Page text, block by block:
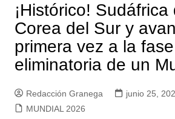
¡Histórico!
Corea del Sur y
primera vez a la fase
eliminatoria de un
Redacción Granega
junio 25,
MUNDIAL 2026